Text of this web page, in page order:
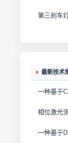
第三刹车
最新技术
一种基于
相位激光
一种基于